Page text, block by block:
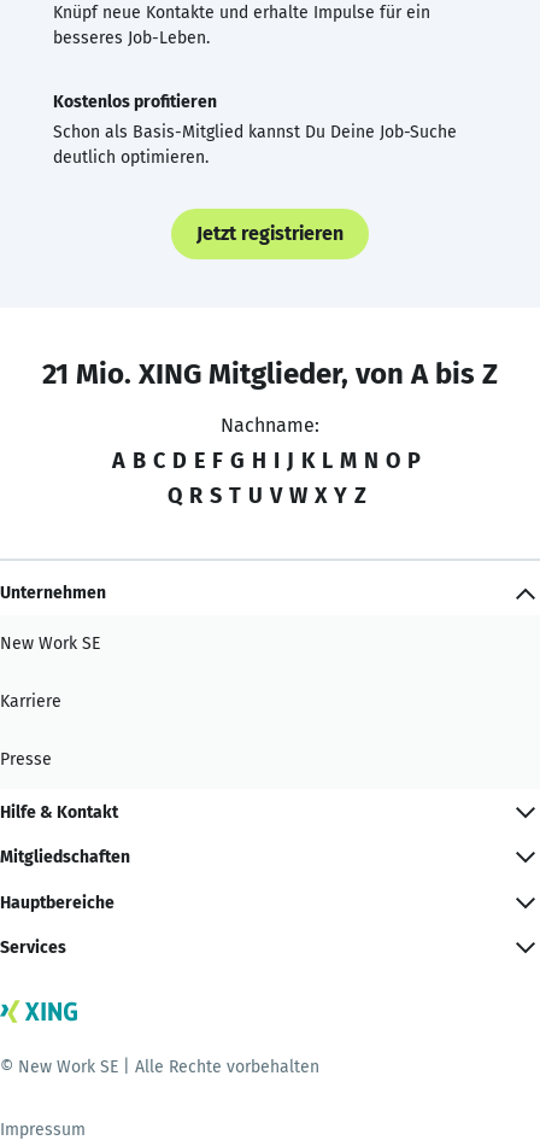
Knüpf neue Kontakte und erhalte Impulse für ein
besseres Job-Leben.
Kostenlos profitieren
Schon als Basis-Mitglied kannst Du Deine Job-Suche
deutlich optimieren.
Jetzt registrieren
21 Mio. XING Mitglieder, von A bis Z
Nachname:
A B C D E F G H I J K L M N O P
Q R S T U V W X Y Z
Unternehmen
New Work SE
Karriere
Presse
Hilfe & Kontakt
Mitgliedschaften
Hauptbereiche
Services
© New Work SE | Alle Rechte vorbehalten
Impressum